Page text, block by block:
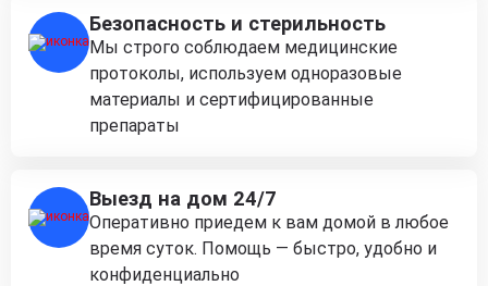
Безопасность и стерильность
Мы строго соблюдаем медицинские
протоколы, используем одноразовые
материалы и сертифицированные
препараты
Выезд на дом 24/7
Оперативно приедем к вам домой в любое
время суток. Помощь — быстро, удобно и
конфиденциально